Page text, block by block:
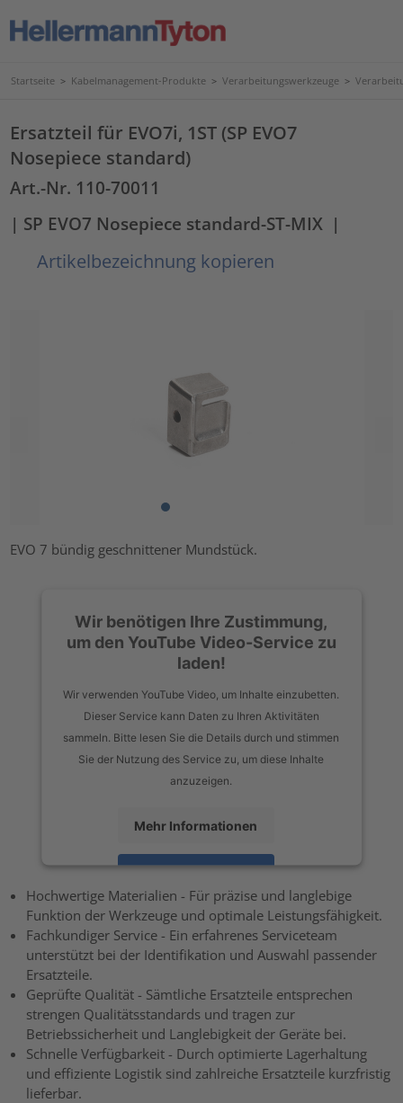
Startseite > Kabelmanagement-Produkte > Verarbeitungswerkzeuge >
Ersatzteil für EVO7i, 1ST (SP EVO7
Nosepiece standard)
Art.-Nr. 110-70011
| SP EVO7 Nosepiece standard-ST-MIX |
Artikelbezeichnung kopieren
EVO 7 bündig geschnittener Mundstück.
Wir benötigen Ihre Zustimmung,
um den YouTube Video-Service zu
laden!
Wir verwenden YouTube Video, um Inhalte einzubetten.
Dieser Service kann Daten zu Ihren Aktivitäten
sammeln. Bitte lesen Sie die Details durch und stimmen
Sie der Nutzung des Service zu, um diese Inhalte
anzuzeigen.
Mehr Informationen
Akzeptieren
powered byUsercentrics Consent Management Platform
Hochwertige Materialien - Für präzise und langlebige
Funktion der Werkzeuge und optimale Leistungsfähigkeit.
Fachkundiger Service - Ein erfahrenes Serviceteam
unterstützt bei der Identifikation und Auswahl passender
Ersatzteile.
Geprüfte Qualität - Sämtliche Ersatzteile entsprechen
strengen Qualitätsstandards und tragen zur
Betriebssicherheit und Langlebigkeit der Geräte bei.
Schnelle Verfügbarkeit - Durch optimierte Lagerhaltung
und effiziente Logistik sind zahlreiche Ersatzteile kurzfristig
lieferbar.